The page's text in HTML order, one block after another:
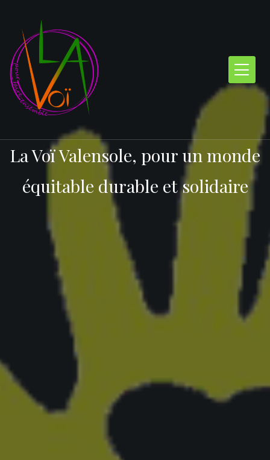
content
La Voï Valensole, pour un monde
équitable durable et solidaire